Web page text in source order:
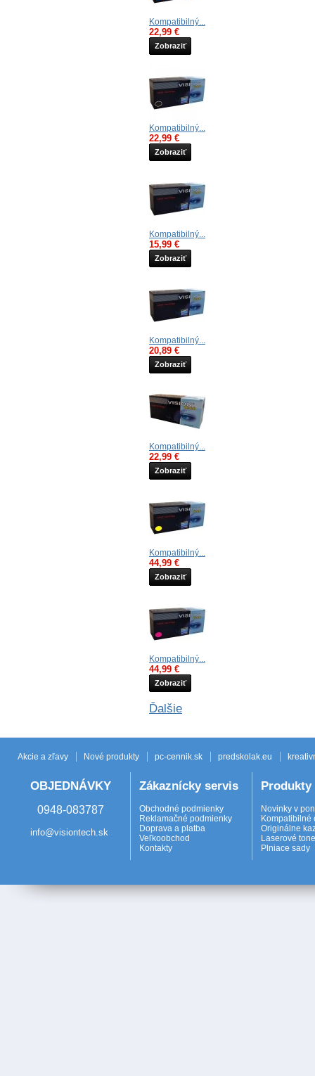
Kompatibilný...
22,99 €
Zobraziť
Kompatibilný...
22,99 €
Zobraziť
Kompatibilný...
15,99 €
Zobraziť
Kompatibilný...
20,89 €
Zobraziť
Kompatibilný...
22,99 €
Zobraziť
Kompatibilný...
44,99 €
Zobraziť
Kompatibilný...
44,99 €
Zobraziť
Ďalšie
Akcie a zľavy Nové produkty pc-cennik.sk predskolak.eu
OBJEDNÁVKY
0948-083787
info@visiontech.sk
Zákaznícky servis
Obchodné podmienky
Reklamačné podmienky
Doprava a platba
Veľkoobchod
Kontakty
Produkty
Novinky v
Kompatibilné
Originálne
Laserové
Plniace sady